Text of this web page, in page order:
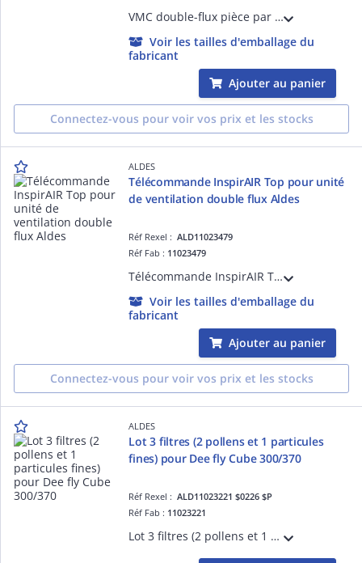
VMC double-flux pièce par pièce NANO AIR 50 FR, facile à installer, silencieux, filtration efficace, idéal pour la rénovation
Voir les tailles d'emballage du
fabricant
Ajouter au panier
Connectez-vous pour voir vos prix et les stocks
ALDES
Télécommande InspirAIR Top pour unité
de ventilation double flux Aldes
Réf Rexel :ALD11023479
Réf Fab : 11023479
Télécommande InspirAIR Top pour unité de ventilation double flux Aldes
Voir les tailles d'emballage du
fabricant
Ajouter au panier
Connectez-vous pour voir vos prix et les stocks
ALDES
Lot 3 filtres (2 pollens et 1 particules
fines) pour Dee fly Cube 300/370
Réf Rexel :ALD11023221 $0226 $P
Réf Fab : 11023221
Lot 3 filtres (2 pollens et 1 particules fines) pour Dee fly Cube 300/370